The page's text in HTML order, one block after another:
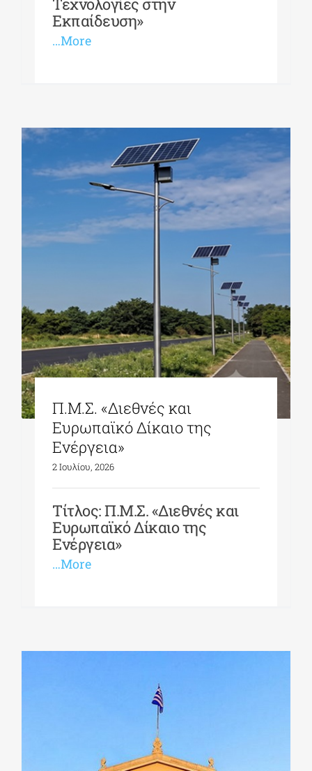
Εκπαίδευση»
…More
Π.Μ.Σ. «Διεθνές και
Ευρωπαϊκό Δίκαιο της
Ενέργεια»
2 Ιουλίου, 2026
Τίτλος: Π.Μ.Σ. «Διεθνές και
Ευρωπαϊκό Δίκαιο της
Ενέργεια»
…More